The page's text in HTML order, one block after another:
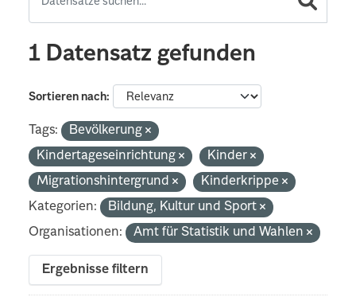
1 Datensatz gefunden
Sortieren nach
Tags:
Bevölkerung
Kindertageseinrichtung
Kinder
Migrationshintergrund
Kinderkrippe
Kategorien:
Bildung, Kultur und Sport
Organisationen:
Amt für Statistik und Wahlen
Ergebnisse filtern